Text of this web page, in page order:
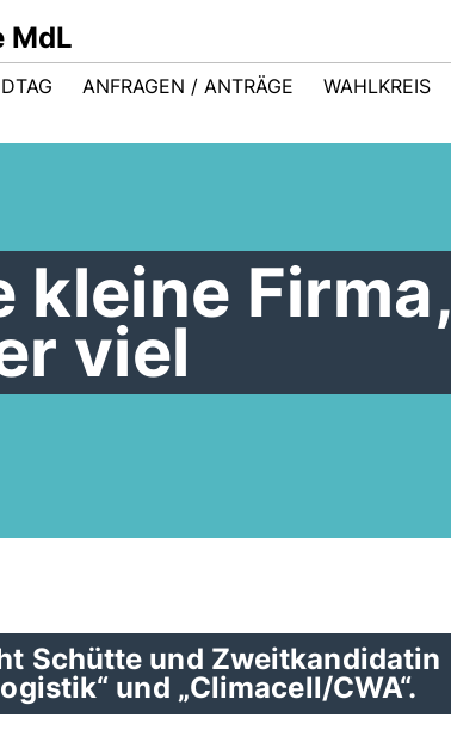
MdL
ANFRAGEN / ANTRÄGE WAHLKREIS
kleine Firma,
viel
Schütte und Zweitkandidatin
und „Climacell/CWA“.